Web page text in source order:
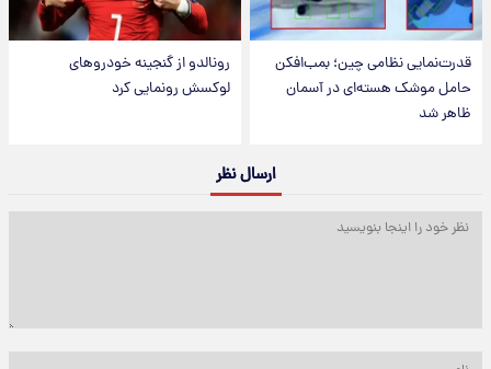
قدرت‌نمایی نظامی چین؛ بمب‌افکن
حامل موشک هسته‌ای در آسمان
ظاهر شد
رونالدو از گنجینه خودروهای
لوکسش رونمایی کرد
ارسال نظر